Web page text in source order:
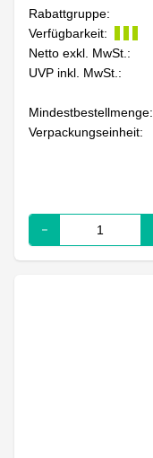
Rabattgruppe:
Verfügbarkeit:
Netto exkl. MwSt.:
UVP inkl. MwSt.:
Mindestbestellmenge:
Verpackungseinheit: